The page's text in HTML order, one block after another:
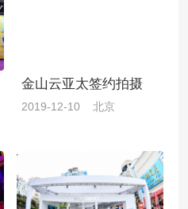
金山云亚太签约拍摄
2019-12-10 北京